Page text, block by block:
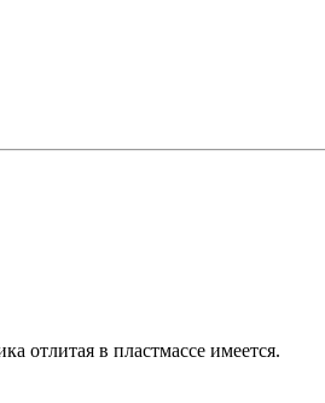
отлитая в пластмассе имеется.